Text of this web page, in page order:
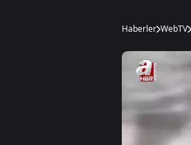
Haberler WebTV